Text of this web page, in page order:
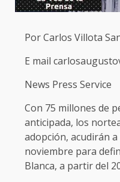
Por Carlos Villota
E mail
News Press Service
Con 75 millones de
anticipada, los
adopción, acudirán
noviembre para
Blanca, a partir del